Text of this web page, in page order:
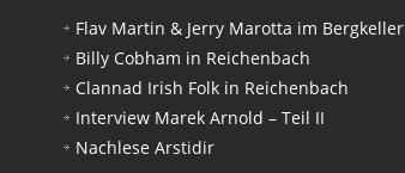
Flav Martin & Jerry Marotta im Bergkeller
Billy Cobham in Reichenbach
Clannad Irish Folk in Reichenbach
Interview Marek Arnold – Teil II
Nachlese Arstidir